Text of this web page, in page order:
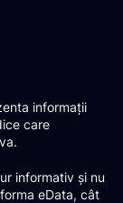
informații
care
informativ și nu
eData, cât